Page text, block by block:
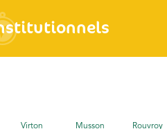
Virton Musson Rouvroy